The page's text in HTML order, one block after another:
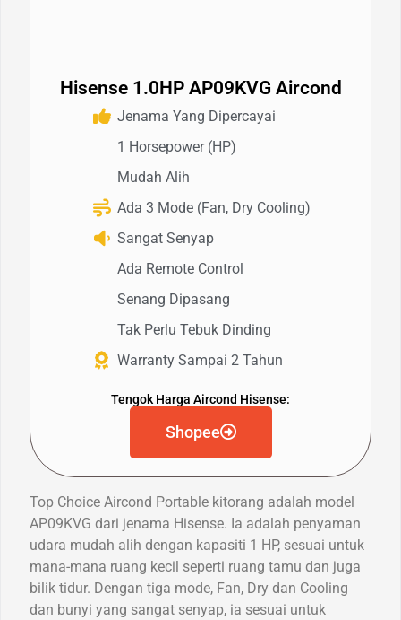
Hisense 1.0HP AP09KVG Aircond
Jenama Yang Dipercayai
1 Horsepower (HP)
Mudah Alih
Ada 3 Mode (Fan, Dry Cooling)
Sangat Senyap
Ada Remote Control
Senang Dipasang
Tak Perlu Tebuk Dinding
Warranty Sampai 2 Tahun
Tengok Harga Aircond Hisense:
Shopee
Top Choice Aircond Portable kitorang adalah model
AP09KVG dari jenama Hisense. Ia adalah penyaman
udara mudah alih dengan kapasiti 1 HP, sesuai untuk
mana-mana ruang kecil seperti ruang tamu dan juga
bilik tidur. Dengan tiga mode, Fan, Dry dan Cooling
dan bunyi yang sangat senyap, ia sesuai untuk